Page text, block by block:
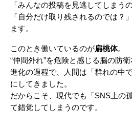
「みんなの投稿を見逃してしまう
「自分だけ取り残されるのでは？
ます。
このとき働いているのが扁桃体。
“仲間外れ”を危険と感じる脳の防衛
進化の過程で、人間は「群れの中
にしてきました。
だからこそ、現代でも「SNS上の
て錯覚してしまうのです。